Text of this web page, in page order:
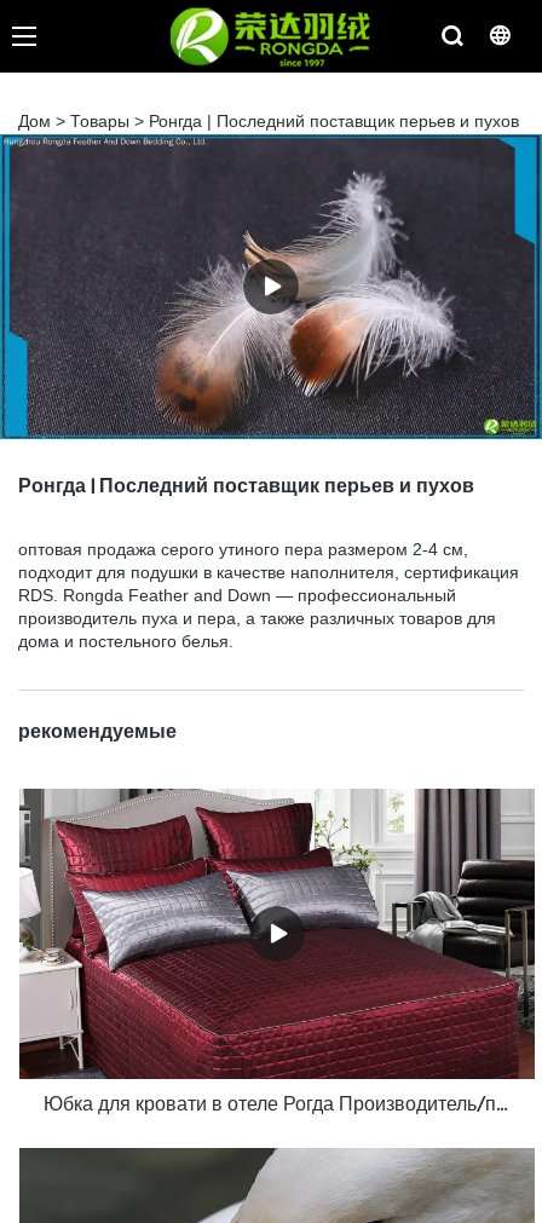
Дом > Товары > Ронгда | Последний поставщик перьев и пухов
Ронгда | Последний поставщик перьев и пухов
оптовая продажа серого утиного пера размером 2-4 см,
подходит для подушки в качестве наполнителя, сертификация
RDS. Rongda Feather and Down — профессиональный
производитель пуха и пера, а также различных товаров для
дома и постельного белья.
рекомендуемые
Юбка для кровати в отеле Рогда Производитель/поставщик Rd-Hf-006